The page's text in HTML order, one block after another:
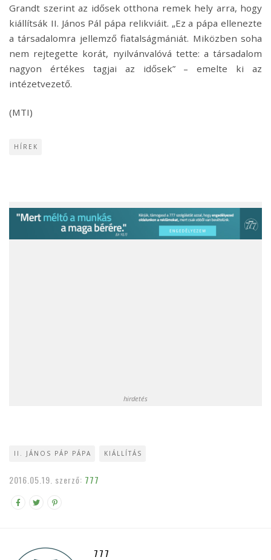
Grandt szerint az idősek otthona remek hely arra, hogy
kiállítsák II. János Pál pápa relikviáit. „Ez a pápa ellenezte
a társadalomra jellemző fiatalságmániát. Miközben soha
nem rejtegette korát, nyilvánvalóvá tette: a társadalom
nagyon értékes tagjai az idősek” – emelte ki az
intézetvezető.
(MTI)
HÍREK
hirdetés
II. JÁNOS PÁP PÁPA KIÁLLÍTÁS
2016.05.19. szerző: 777
777